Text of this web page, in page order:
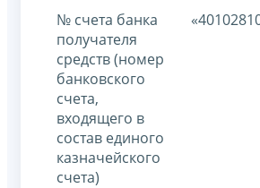
№ счета банка
получателя
средств (номер
банковского
счета,
входящего в
состав единого
казначейского
счета)